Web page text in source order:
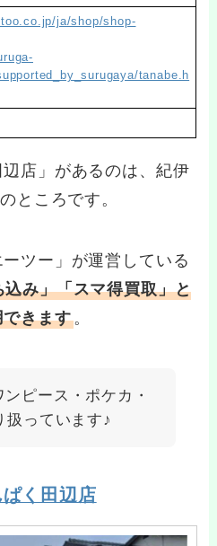
ja/shop/shop-
tanabe.h
辺店」があるのは、紀伊
ところです。
ーツー」が運営している
込み」「スマ得買取」と
きます。
ピース・ポケカ・
扱っています♪
く田辺店